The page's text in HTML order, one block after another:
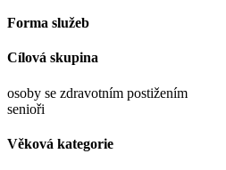
Forma služeb
Cílová skupina
osoby se zdravotním postižením
senioři
Věková kategorie